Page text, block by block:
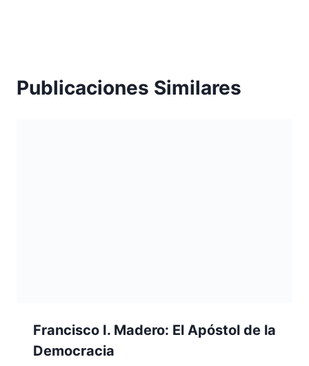
Publicaciones Similares
Francisco I. Madero: El Apóstol de la
Democracia